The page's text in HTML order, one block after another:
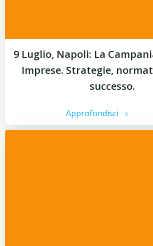
9 Luglio, Napoli: La
Imprese. Strategie,
successo.
Approfondisci